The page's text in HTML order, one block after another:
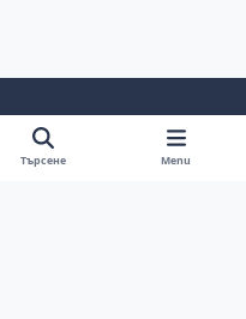
f
Търсене Menu